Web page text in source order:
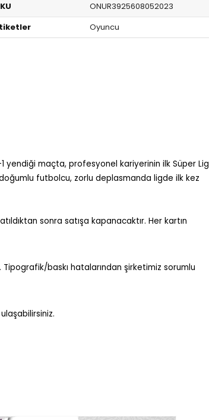
ONUR3925608052023
Oyuncu
yendiği maçta, profesyonel kariyerinin ilk Süper Lig
futbolcu, zorlu deplasmanda ligde ilk kez
sonra satışa kapanacaktır. Her kartın
Tipografik/baskı hatalarından şirketimiz sorumlu